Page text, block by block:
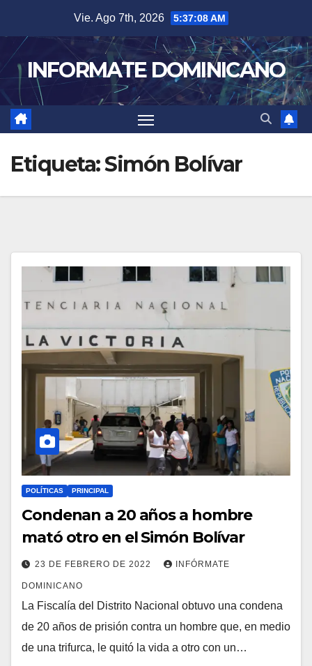
content
Vie. Ago 7th, 2026 5:37:08 AM
INFORMATE DOMINICANO
Etiqueta:Simón Bolívar
POLÍTICAS PRINCIPAL
Condenan a 20 años a hombre
mató otro en el Simón Bolívar
23 DE FEBRERO DE 2022 INFÓRMATE
DOMINICANO
La Fiscalía del Distrito Nacional obtuvo una condena
de 20 años de prisión contra un hombre que, en medio
de una trifurca, le quitó la vida a otro con un…